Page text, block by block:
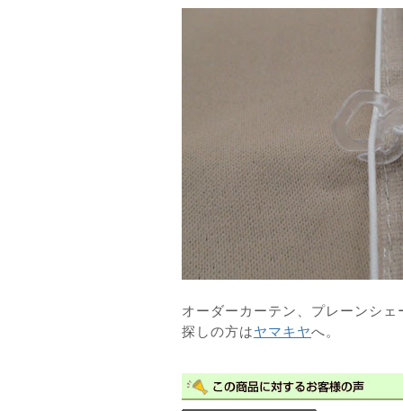
オーダーカーテン、プレーンシ
探しの方はヤマキヤへ。